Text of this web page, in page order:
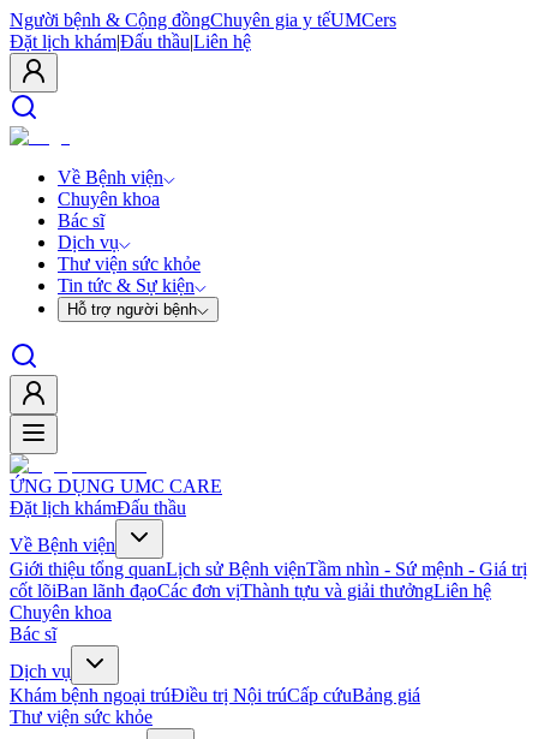
Người bệnh & Cộng đồngChuyên gia y tếUMCers
Đặt lịch khám|Đấu thầu|Liên hệ
Về Bệnh viện
Chuyên khoa
Bác sĩ
Dịch vụ
Thư viện sức khỏe
Tin tức & Sự kiện
Hỗ trợ người bệnh
ỨNG DỤNG UMC CARE
Đặt lịch khámĐấu thầu
Về Bệnh viện
Giới thiệu tổng quanLịch sử Bệnh việnTầm nhìn - Sứ mệnh - Giá trị
cốt lõiBan lãnh đạoCác đơn vịThành tựu và giải thưởngLiên hệ
Chuyên khoa
Bác sĩ
Dịch vụ
Khám bệnh ngoại trúĐiều trị Nội trúCấp cứuBảng giá
Thư viện sức khỏe